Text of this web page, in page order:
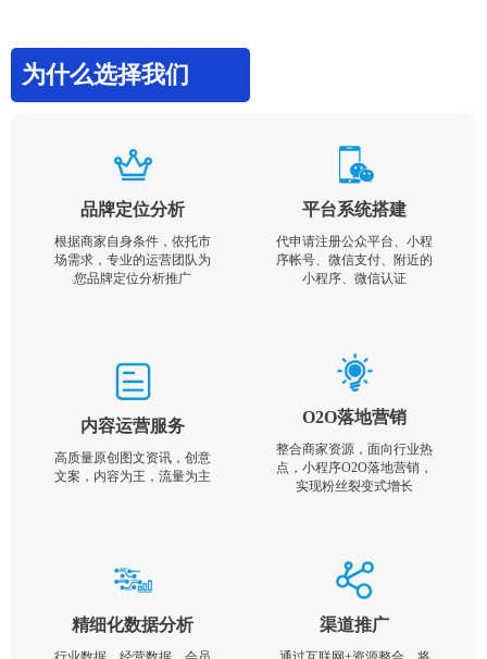
为什么选择我们
品牌定位分析
根据商家自身条件，依托市
场需求，专业的运营团队为
您品牌定位分析推广
平台系统搭建
代申请注册公众平台、小程
序帐号、微信支付、附近的
小程序、微信认证
内容运营服务
高质量原创图文资讯，创意
文案，内容为王，流量为主
O2O落地营销
整合商家资源，面向行业热
点，小程序O2O落地营销，
实现粉丝裂变式增长
精细化数据分析 渠道推广